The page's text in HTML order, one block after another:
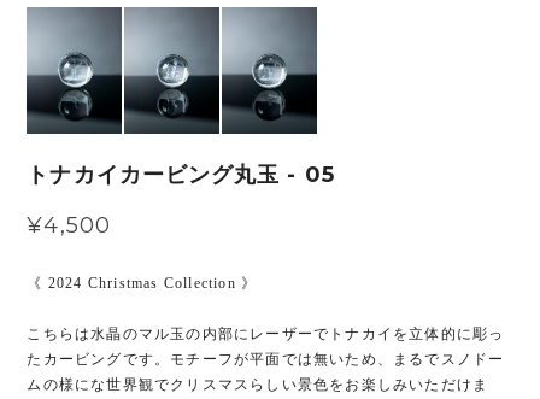
トナカイカービング丸玉 - 05
¥4,500
《 2024 Christmas Collection 》
こちらは水晶のマル玉の内部にレーザーでトナカイを立体的に彫っ
たカービングです。モチーフが平面では無いため、まるでスノドー
ムの様にな世界観でクリスマスらしい景色をお楽しみいただけま